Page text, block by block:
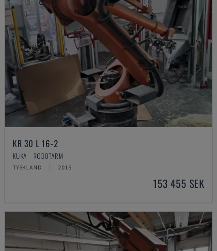
KR 30 L 16-2
KUKA - ROBOTARM
TYSKLAND 2015
153 455 SEK